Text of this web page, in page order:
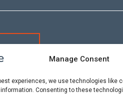
Manage Consent
experiences, we use technologies like
Consenting to these